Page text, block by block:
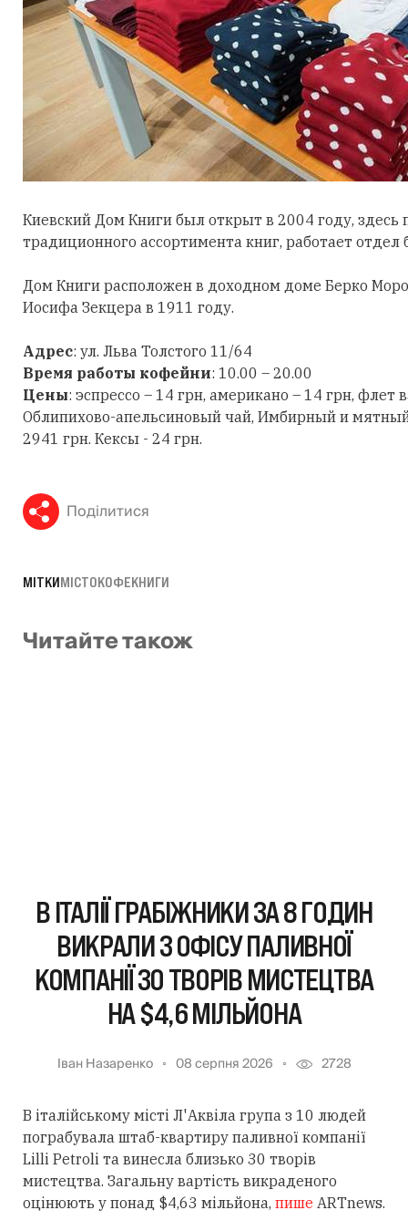
Киевский Дом Книги был открыт в 2004 году, здесь
традиционного ассортимента книг, работает отдел
Дом Книги расположен в доходном доме Берко
Иосифа Зекцера в 1911 году.
Адрес: ул. Льва Толстого 11/64
Время работы кофейни: 10.00 – 20.00
Цены: эспрессо – 14 грн, американо – 14 грн,
Облипихово-апельсиновый чай, Имбирный и
2941 грн. Кексы - 24 грн.
Поділитися
МІТКИМІСТОКОФЕКНИГИ
Читайте також
В ІТАЛІЇ ГРАБІЖНИКИ ЗА 8 ГОДИН
ВИКРАЛИ З ОФІСУ ПАЛИВНОЇ
КОМПАНІЇ 30 ТВОРІВ МИСТЕЦТВА
НА $4,6 МІЛЬЙОНА
Іван Назаренко 08 серпня 2026 2728
В італійському місті Л'Аквіла група з 10 людей
пограбувала штаб-квартиру паливної компанії
Lilli Petroli та винесла близько 30 творів
мистецтва. Загальну вартість викраденого
оцінюють у понад $4,63 мільйона, пише ARTnews.